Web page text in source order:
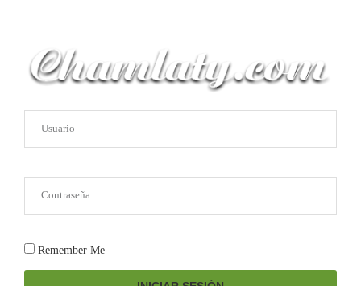
Remember Me